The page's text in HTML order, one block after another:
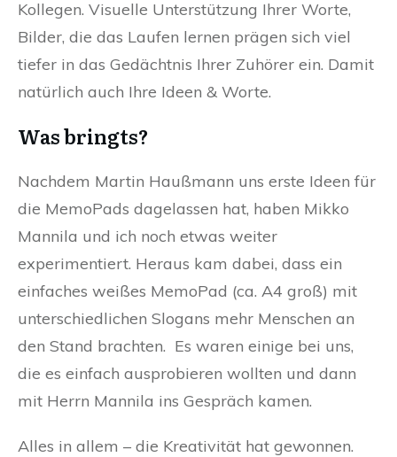
Kollegen. Visuelle Unterstützung Ihrer Worte,
Bilder, die das Laufen lernen prägen sich viel
tiefer in das Gedächtnis Ihrer Zuhörer ein. Damit
natürlich auch Ihre Ideen & Worte.
Was bringts?
Nachdem Martin Haußmann uns erste Ideen für
die MemoPads dagelassen hat, haben Mikko
Mannila und ich noch etwas weiter
experimentiert. Heraus kam dabei, dass ein
einfaches weißes MemoPad (ca. A4 groß) mit
unterschiedlichen Slogans mehr Menschen an
den Stand brachten. Es waren einige bei uns,
die es einfach ausprobieren wollten und dann
mit Herrn Mannila ins Gespräch kamen.
Alles in allem – die Kreativität hat gewonnen.